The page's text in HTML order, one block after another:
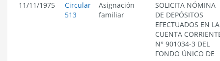
11/11/1975
Circular
513
Asignación
familiar
SOLICITA NÓMINA
DE DEPÓSITOS
EFECTUADOS EN LA
CUENTA
N° 901034-3 DEL
FONDO ÚNICO DE